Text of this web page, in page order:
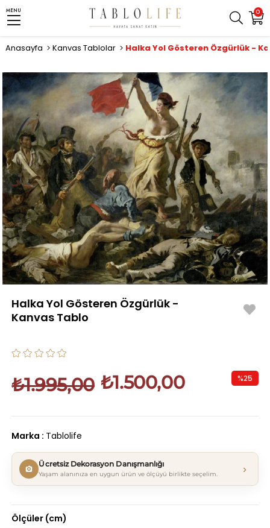
0
MENU
Anasayfa Kanvas Tablolar Halka Yol Gösteren Özgürlük -
Halka Yol Gösteren Özgürlük -
Kanvas Tablo
₺1.995,00 ₺1.500,00 %25
Marka : Tablolife
Ücretsiz Dekorasyon Danışmanlığı
Yaşam alanınıza en uygun ürün ve ölçüyü birlikte seçelim. ›
Ölçüler (cm)